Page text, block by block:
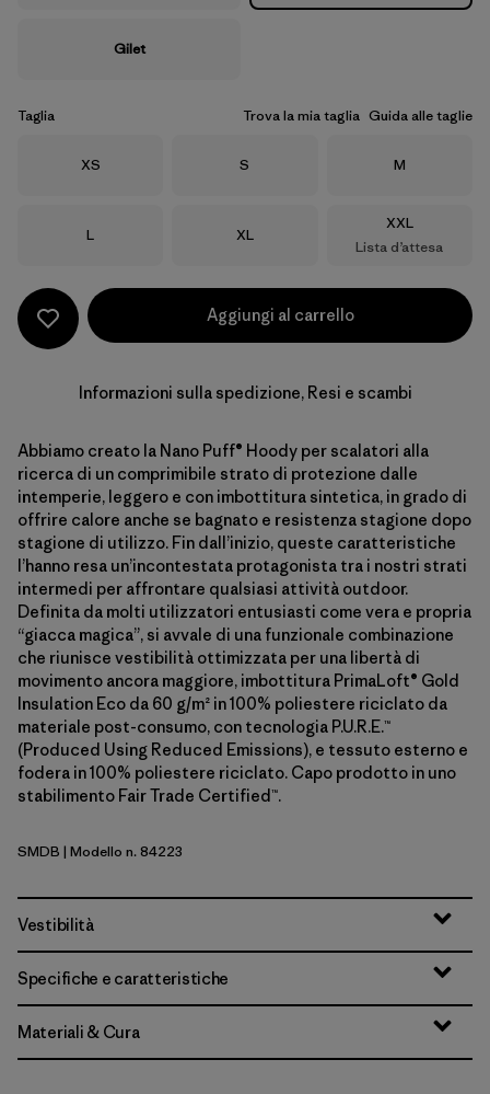
Gilet
Taglia Trova la mia taglia Guida alle taglie
Taglia
XS Taglia
S Taglia
M
Taglia
L Taglia
XL
Taglia
XXL
Lista d’attesa
Aggiungi al carrello
Informazioni sulla spedizione, Resi e scambi
Abbiamo creato la Nano Puff® Hoody per scalatori alla
ricerca di un comprimibile strato di protezione dalle
intemperie, leggero e con imbottitura sintetica, in grado di
offrire calore anche se bagnato e resistenza stagione dopo
stagione di utilizzo. Fin dall’inizio, queste caratteristiche
l’hanno resa un’incontestata protagonista tra i nostri strati
intermedi per affrontare qualsiasi attività outdoor.
Definita da molti utilizzatori entusiasti come vera e propria
“giacca magica”, si avvale di una funzionale combinazione
che riunisce vestibilità ottimizzata per una libertà di
movimento ancora maggiore, imbottitura PrimaLoft® Gold
Insulation Eco da 60 g/m² in 100% poliestere riciclato da
materiale post-consumo, con tecnologia P.U.R.E.™
(Produced Using Reduced Emissions), e tessuto esterno e
fodera in 100% poliestere riciclato. Capo prodotto in uno
stabilimento Fair Trade Certified™.
Smolder Blue
SMDB | Modello n. 84223
Vestibilità
Specifiche e caratteristiche
Materiali & Cura